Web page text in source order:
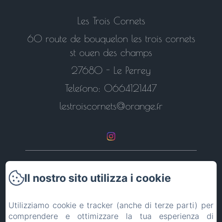
Les Trois Cornets
60 route de bouquelon les trois cornets
st ouen des champs
27680 - Le Perrey
Telefono: 0664121447
lestroiscornets@orange.fr
Informazioni legali
Il nostro sito utilizza i cookie
Utilizziamo cookie e tracker (anche di terze parti) per
comprendere e ottimizzare la tua esperienza di